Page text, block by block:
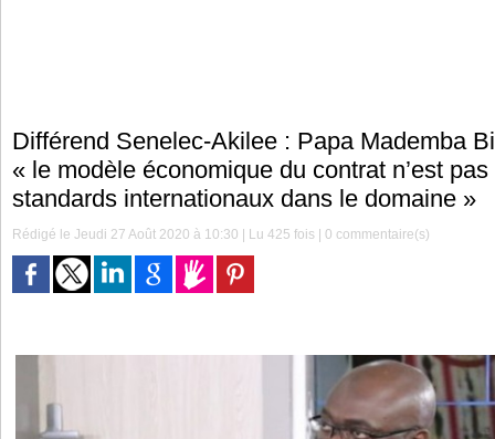
Différend Senelec-Akilee : Papa Mademba
« le modèle économique du contrat n’est
standards internationaux dans le domaine »
Rédigé le Jeudi 27 Août 2020 à 10:30 | Lu 425 fois |0 commentaire(s)